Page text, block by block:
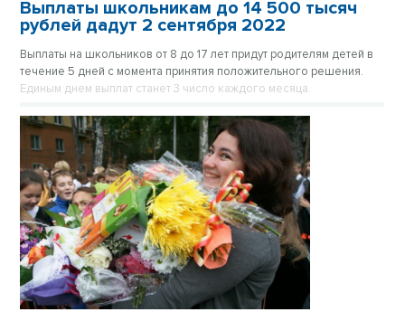
Выплаты школьникам до 14 500 тысяч
рублей дадут 2 сентября 2022
Выплаты на школьников от 8 до 17 лет придут родителям детей в
течение 5 дней с момента принятия положительного решения.
Единым днем выплат станет 3 число каждого месяца.